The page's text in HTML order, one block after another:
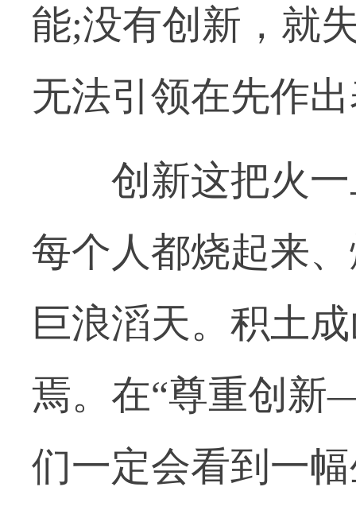
能;没有创新，就
无法引领在先作
创新这把火一
每个人都烧起来
巨浪滔天。积土
焉。在“尊重创
们一定会看到一